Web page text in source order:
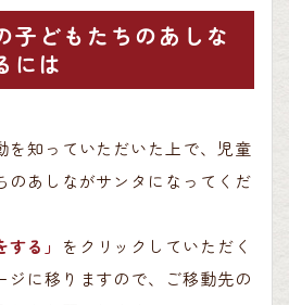
子どもたちのあしな
には
を知っていただいた上で、児童
のあしながサンタになってくだ
する」
をクリックしていただく
ジに移りますので、ご移動先の